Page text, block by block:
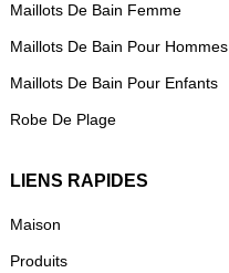
Maillots De Bain Femme
Maillots De Bain Pour Hommes
Maillots De Bain Pour Enfants
Robe De Plage
LIENS RAPIDES
Maison
Produits